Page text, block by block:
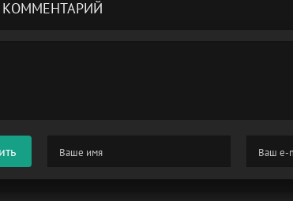
КОММЕНТАРИЙ